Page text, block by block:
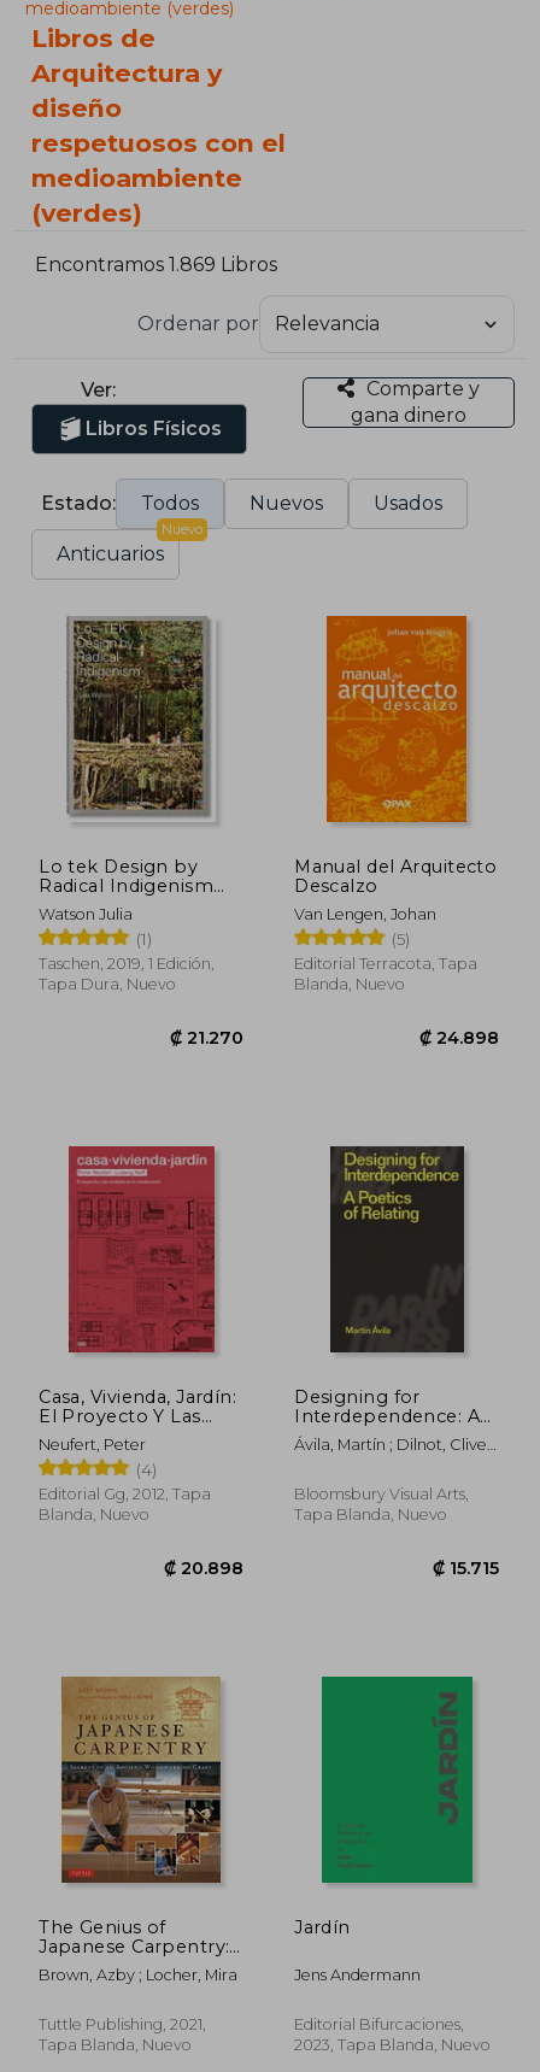
medioambiente (verdes)
Libros de
Arquitectura y
diseño
respetuosos con el
medioambiente
(verdes)
Encontramos 1.869 Libros
Ordenar por
Ver:
Libros Físicos
Comparte y
gana dinero
Estado: Todos Nuevos Usados
Anticuarios
Nuevo
Lo tek Design by
Radical Indigenism
(en Inglés)
Watson Julia
(1)
Taschen, 2019, 1 Edición,
Tapa Dura, Nuevo
₡ 21.270
Manual del Arquitecto
Descalzo
Van Lengen, Johan
(5)
Editorial Terracota, Tapa
Blanda, Nuevo
Casa, Vivienda, Jardín:
El Proyecto Y Las
Medidas En La
Construcción
Neufert, Peter
(4)
Editorial Gg, 2012, Tapa
Blanda, Nuevo
₡ 20.898
Designing for
Interdependence: A
Poetics of Relating
(en Inglés)
Ávila, Martín ; Dilnot, Clive ;
Bloomsbury Visual Arts,
Tapa Blanda, Nuevo
The Genius of
Japanese Carpentry:
Secrets of an Ancient
Woodworking Craft
Brown, Azby ; Locher, Mira
Tuttle Publishing, 2021,
Tapa Blanda, Nuevo
Jardín
Jens Andermann
Editorial Bifurcaciones,
2023, Tapa Blanda, Nuevo